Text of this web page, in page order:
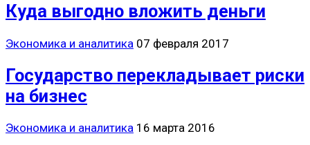
Куда выгодно вложить деньги
Экономика и аналитика 07 февраля 2017
Государство перекладывает риски
на бизнес
Экономика и аналитика 16 марта 2016